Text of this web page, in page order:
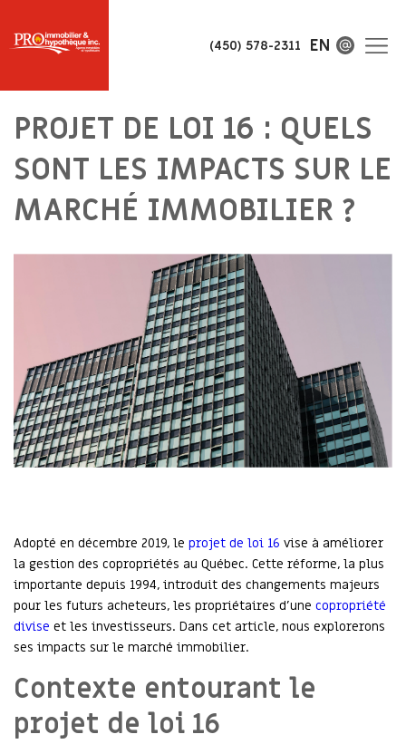
(450) 578-2311 EN
PROJET DE LOI 16 : QUELS
SONT LES IMPACTS SUR LE
MARCHÉ IMMOBILIER ?
Adopté en décembre 2019, le projet de loi 16 vise à améliorer
la gestion des copropriétés au Québec. Cette réforme, la plus
importante depuis 1994, introduit des changements majeurs
pour les futurs acheteurs, les propriétaires d’une copropriété
divise et les investisseurs. Dans cet article, nous explorerons
ses impacts sur le marché immobilier.
Contexte entourant le
projet de loi 16